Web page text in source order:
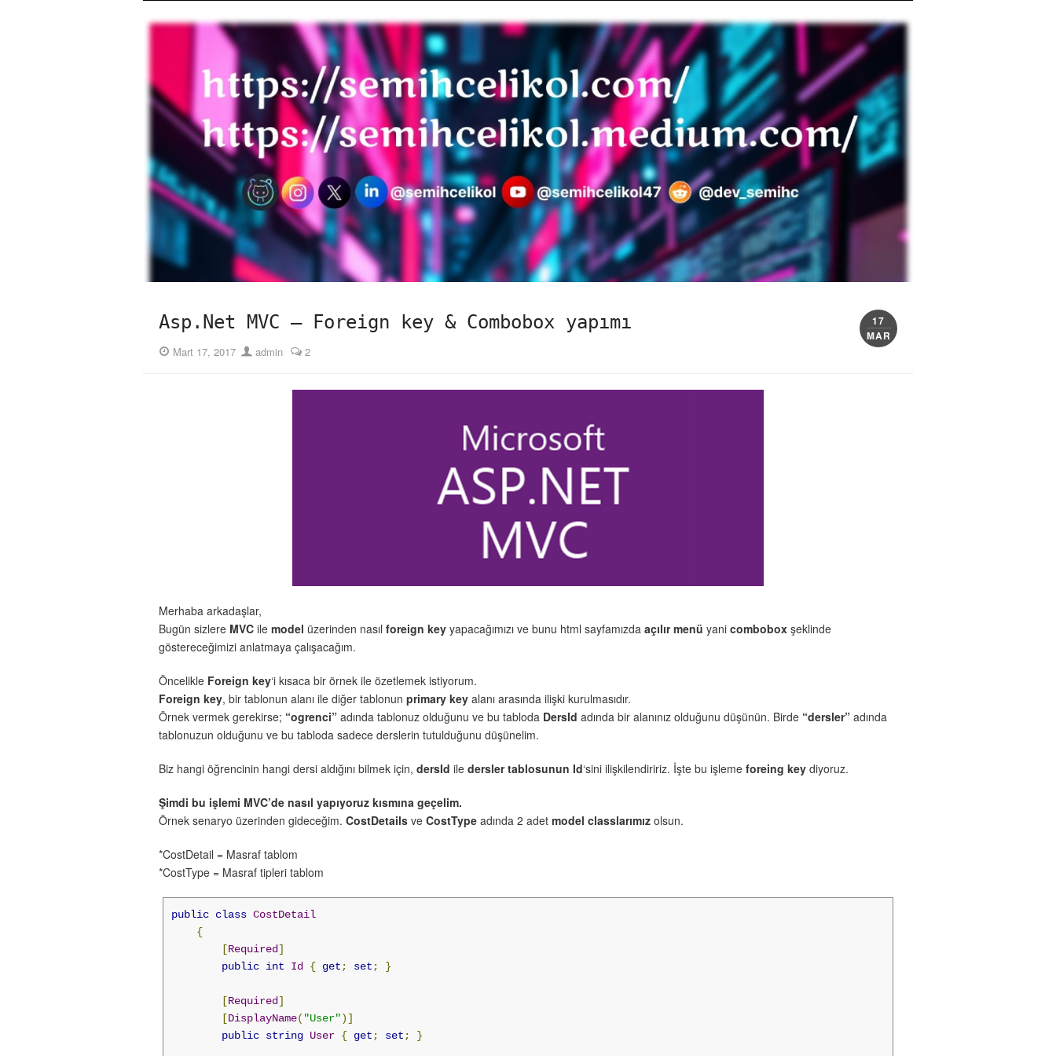
Asp.Net MVC – Foreign key & Combobox yapımı
17
MAR
PostedMart 17, 2017 Author
admin 2
Merhaba arkadaşlar,
Bugün sizlere MVC ile model üzerinden nasıl foreign key yapacağımızı ve bunu html sayfamızda açılır menü yani combobox şeklinde
göstereceğimizi anlatmaya çalışacağım.
Öncelikle Foreign key‘i kısaca bir örnek ile özetlemek istiyorum.
Foreign key, bir tablonun alanı ile diğer tablonun primary key alanı arasında ilişki kurulmasıdır.
Örnek vermek gerekirse; “ogrenci” adında tablonuz olduğunu ve bu tabloda DersId adında bir alanınız olduğunu düşünün. Birde “dersler” adında
tablonuzun olduğunu ve bu tabloda sadece derslerin tutulduğunu düşünelim.
Biz hangi öğrencinin hangi dersi aldığını bilmek için, dersId ile dersler tablosunun Id‘sini ilişkilendiririz. İşte bu işleme foreing key diyoruz.
Şimdi bu işlemi MVC’de nasıl yapıyoruz kısmına geçelim.
Örnek senaryo üzerinden gideceğim. CostDetails ve CostType adında 2 adet model classlarımız olsun.
*CostDetail = Masraf tablom
*CostType = Masraf tipleri tablom
public class CostDetail
{
[Required]
public int Id { get; set; }
[Required]
[DisplayName( "User")]
public string User { get; set; }